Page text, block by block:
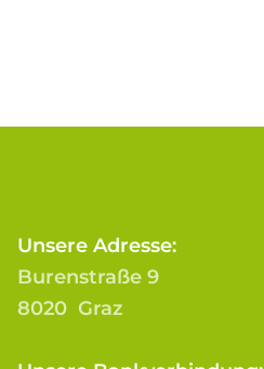
Unsere Adresse:
Burenstraße 9
8020 Graz